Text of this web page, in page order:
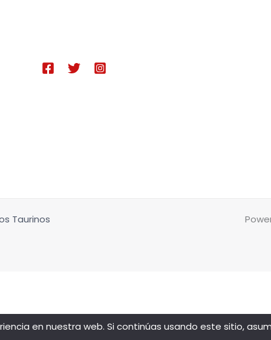
Taurinos
en nuestra web. Si continúas usando este sitio,